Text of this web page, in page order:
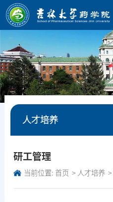
人才培养
研工管理
当前位置: 首页 人才培养